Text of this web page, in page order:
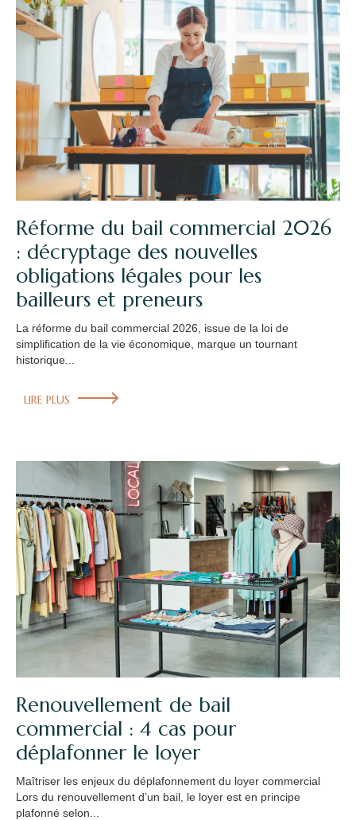
Réforme du bail commercial 2026
: décryptage des nouvelles
obligations légales pour les
bailleurs et preneurs
La réforme du bail commercial 2026, issue de la loi de
simplification de la vie économique, marque un tournant
historique...
LIRE PLUS
Renouvellement de bail
commercial : 4 cas pour
déplafonner le loyer
Maîtriser les enjeux du déplafonnement du loyer commercial
Lors du renouvellement d’un bail, le loyer est en principe
plafonné selon...